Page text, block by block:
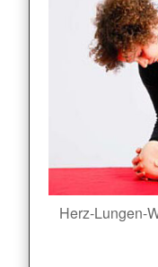
Herz-Lungen-